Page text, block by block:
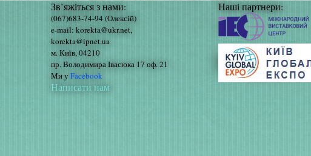
Зв’яжіться з нами:
(067)683-74-94 (Олексій)
e-mail: korekta@ukr.net,
korekta@ipnet.ua
м. Київ, 04210
пр. Володимира Івасюка 17 оф. 21
Ми уFacebook
Написати нам
Наші партнери: